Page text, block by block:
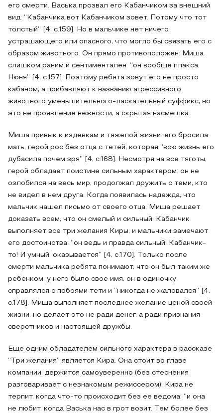
его смерти. Васька прозвал его Кабанчиком за внешний
вид: “Кабанчика вот Кабанчиком зовет. Потому что тот
толстый” [4, с.159]. Но в мальчике нет ничего
устрашающего или опасного, что могло бы связать его с
образом животного. Он прямо противоположен: Миша
слишком раним и сентиментален: “он вообще плакса.
Нюня” [4, с.157]. Поэтому ребята зовут его не просто
кабаном, а прибавляют к названию агрессивного
животного уменьшительного-ласкательный суффикс, но
это не проявление нежности, а скрытая насмешка.
Миша привык к издевкам и тяжелой жизни: его бросила
мать, герой рос без отца с тетей, которая “всю жизнь его
дубасила почем зря” [4, с.168]. Несмотря на все тяготы,
герой обладает поистине сильным характером: он не
озлобился на весь мир, продолжал дружить с теми, кто
не видел в нем друга. Когда появилась надежда, что
мальчик нашел письмо от своего отца, Миша решает
доказать всем, что он смелый и сильный. Кабанчик
выполняет все три желания Киры, и мальчики замечают
его достоинства: “он ведь и правда сильный, Кабанчик-
то! И умный, оказывается” [4, с.170]. Только после
смерти мальчика ребята понимают, что он был таким же
ребенком, у него было свое имя, он в одиночку
справлялся с побоями тети и “никогда не жаловался” [4,
с.178]. Миша выполняет последнее желание ценой своей
жизни, но делает это не ради денег, а ради признания
сверстников и настоящей дружбы.
Еще одним обладателем сильного характера в рассказе
“Три желания” является Кира. Она стоит во главе
компании, держится самоуверенно (без стеснения
разговаривает с незнакомым режиссером). Кира не
терпит, когда что-то происходит без ее ведома: “и она
не любит, когда Васька нас в грот возит. Тем более без